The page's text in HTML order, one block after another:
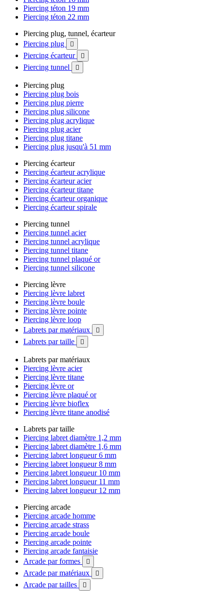
Piercing téton 19 mm
Piercing téton 22 mm
Piercing plug, tunnel, écarteur
Piercing plug

Piercing écarteur 
Piercing tunnel 
Piercing plug
Piercing plug bois
Piercing plug pierre
Piercing plug silicone
Piercing plug acrylique
Piercing plug acier
Piercing plug titane
Piercing plug jusqu'à 51 mm
Piercing écarteur
Piercing écarteur acrylique
Piercing écarteur acier
Piercing écarteur titane
Piercing écarteur organique
Piercing écarteur spirale
Piercing tunnel
Piercing tunnel acier
Piercing tunnel acrylique
Piercing tunnel titane
Piercing tunnel plaqué or
Piercing tunnel silicone
Piercing lèvre
Piercing lèvre labret
Piercing lèvre boule
Piercing lèvre pointe
Piercing lèvre loop
Labrets par matériaux

Labrets par taille 
Labrets par matériaux
Piercing lèvre acier
Piercing lèvre titane
Piercing lèvre or
Piercing lèvre plaqué or
Piercing lèvre bioflex
Piercing lèvre titane anodisé
Labrets par taille
Piercing labret diamètre 1,2 mm
Piercing labret diamètre 1,6 mm
Piercing labret longueur 6 mm
Piercing labret longueur 8 mm
Piercing labret longueur 10 mm
Piercing labret longueur 11 mm
Piercing labret longueur 12 mm
Piercing arcade
Piercing arcade homme
Piercing arcade strass
Piercing arcade boule
Piercing arcade pointe
Piercing arcade fantaisie
Arcade par formes

Arcade par matériaux 
Arcade par tailles 